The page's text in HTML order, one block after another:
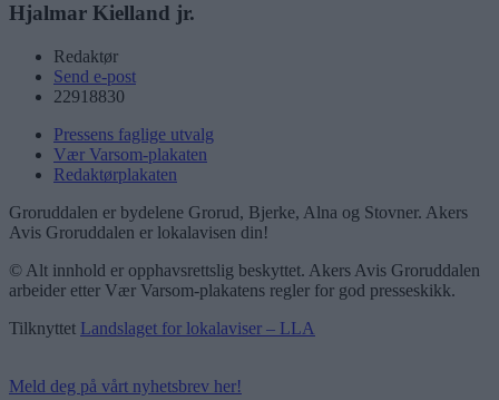
Hjalmar Kielland jr.
Redaktør
Send e-post
22918830
Pressens faglige utvalg
Vær Varsom-plakaten
Redaktørplakaten
Groruddalen er bydelene Grorud, Bjerke, Alna og Stovner. Akers
Avis Groruddalen er lokalavisen din!
© Alt innhold er opphavsrettslig beskyttet. Akers Avis Groruddalen
arbeider etter Vær Varsom-plakatens regler for god presseskikk.
Tilknyttet Landslaget for lokalaviser – LLA
Meld deg på vårt nyhetsbrev her!